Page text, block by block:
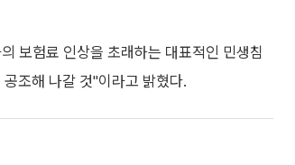
보험료 인상을 초래하는 대표적인 민생침
조해 나갈 것"이라고 밝혔다.